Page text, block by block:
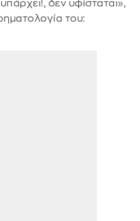
δεν υφίσταται»,
του: